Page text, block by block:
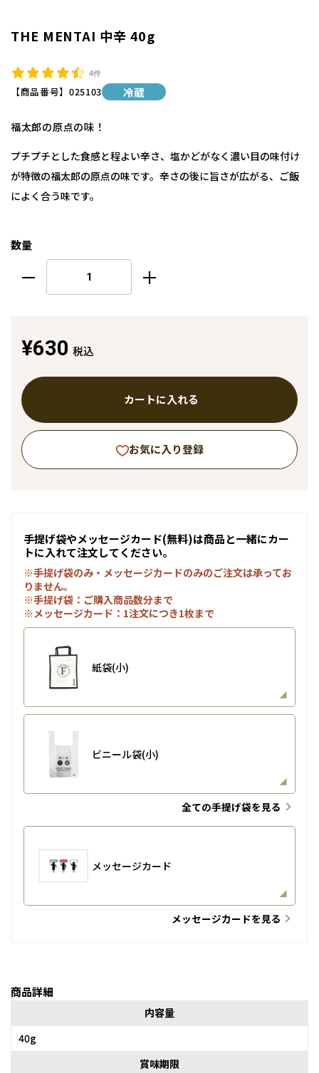
THE MENTAI 中辛 40g
4件
【商品番号】 025103 冷蔵
福太郎の原点の味！
プチプチとした食感と程よい辛さ、塩かどがなく濃い目の味付け
が特徴の福太郎の原点の味です。辛さの後に旨さが広がる、ご飯
によく合う味です。
数量
¥630 税込
カートに入れる
お気に入り登録
手提げ袋やメッセージカード(無料)は商品と一緒にカー
トに入れて注文してください。
※手提げ袋のみ・メッセージカードのみのご注文は承ってお
りません。
※手提げ袋：ご購入商品数分まで
※メッセージカード：1注文につき1枚まで
紙袋(小)
ビニール袋(小)
全ての手提げ袋を見る
メッセージカード
メッセージカードを見る
商品詳細
内容量
40g
賞味期限